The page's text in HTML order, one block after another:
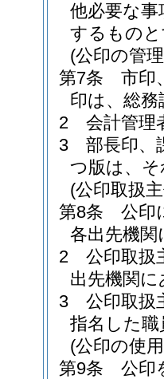
他必要な
するもの
(公印の管
第7条
市印
印は、総
2
会計管理
3
部長印、
つ版は、
(公印取扱
第8条
公印
各出先機関
2
公印取扱
出先機関
3
公印取扱
指名した
(公印の使
第9条
公印